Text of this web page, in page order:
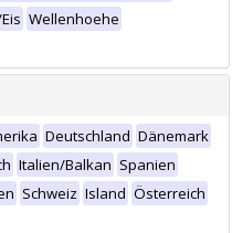
Wellenhoehe
Deutschland Dänemark
Italien/Balkan Spanien
Schweiz Island Österreich